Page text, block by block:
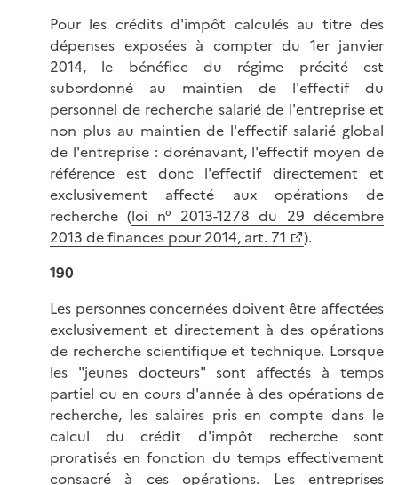
Pour les crédits d'impôt calculés au titre des
dépenses exposées à compter du 1er janvier
2014, le bénéfice du régime précité est
subordonné au maintien de l'effectif du
personnel de recherche salarié de l'entreprise et
non plus au maintien de l'effectif salarié global
de l'entreprise : dorénavant, l'effectif moyen de
référence est donc l'effectif directement et
exclusivement affecté aux opérations de
recherche (loi n° 2013-1278 du 29 décembre
2013 de finances pour 2014, art. 71
).
190
Les personnes concernées doivent être affectées
exclusivement et directement à des opérations
de recherche scientifique et technique. Lorsque
les "jeunes docteurs" sont affectés à temps
partiel ou en cours d'année à des opérations de
recherche, les salaires pris en compte dans le
calcul du crédit d'impôt recherche sont
proratisés en fonction du temps effectivement
consacré à ces opérations. Les entreprises